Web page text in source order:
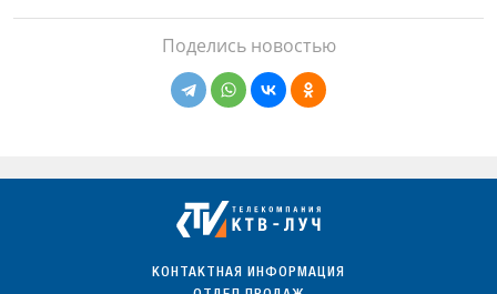
Поделись новостью
КОНТАКТНАЯ ИНФОРМАЦИЯ